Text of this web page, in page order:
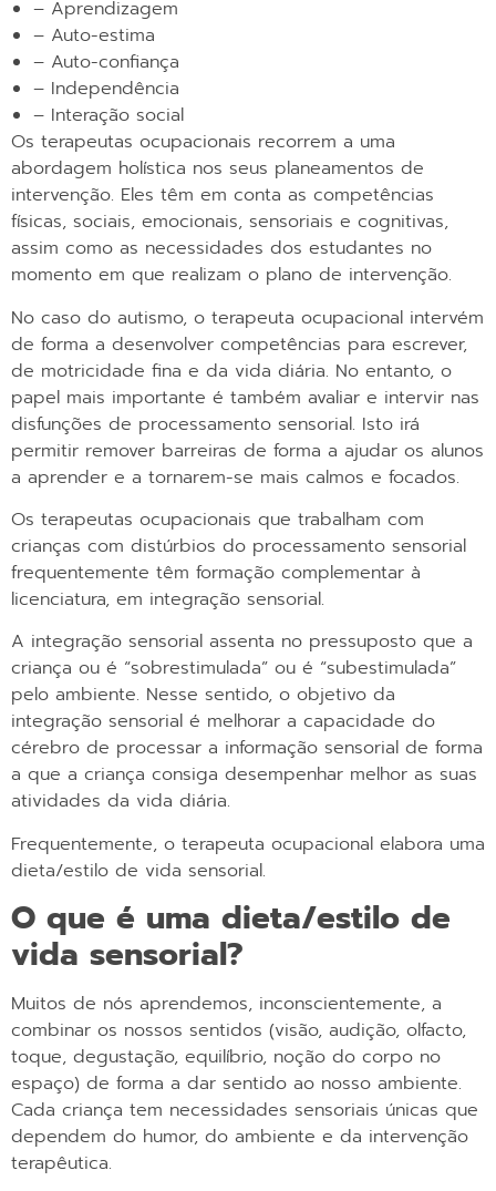
– Aprendizagem
– Auto-estima
– Auto-confiança
– Independência
– Interação social
Os terapeutas ocupacionais recorrem a uma
abordagem holística nos seus planeamentos de
intervenção. Eles têm em conta as competências
físicas, sociais, emocionais, sensoriais e cognitivas,
assim como as necessidades dos estudantes no
momento em que realizam o plano de intervenção.
No caso do autismo, o terapeuta ocupacional intervém
de forma a desenvolver competências para escrever,
de motricidade fina e da vida diária. No entanto, o
papel mais importante é também avaliar e intervir nas
disfunções de processamento sensorial. Isto irá
permitir remover barreiras de forma a ajudar os alunos
a aprender e a tornarem-se mais calmos e focados.
Os terapeutas ocupacionais que trabalham com
crianças com distúrbios do processamento sensorial
frequentemente têm formação complementar à
licenciatura, em integração sensorial.
A integração sensorial assenta no pressuposto que a
criança ou é “sobrestimulada” ou é “subestimulada”
pelo ambiente. Nesse sentido, o objetivo da
integração sensorial é melhorar a capacidade do
cérebro de processar a informação sensorial de forma
a que a criança consiga desempenhar melhor as suas
atividades da vida diária.
Frequentemente, o terapeuta ocupacional elabora uma
dieta/estilo de vida sensorial.
O que é uma dieta/estilo de
vida sensorial?
Muitos de nós aprendemos, inconscientemente, a
combinar os nossos sentidos (visão, audição, olfacto,
toque, degustação, equilíbrio, noção do corpo no
espaço) de forma a dar sentido ao nosso ambiente.
Cada criança tem necessidades sensoriais únicas que
dependem do humor, do ambiente e da intervenção
terapêutica.